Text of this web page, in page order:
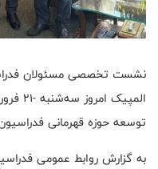
نشست تخصصی مسئولان
توسعه حوزه قهرمانی
به گزارش روابط عمومی